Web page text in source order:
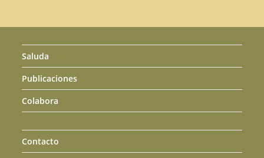
Saluda
Publicaciones
Colabora
Contacto